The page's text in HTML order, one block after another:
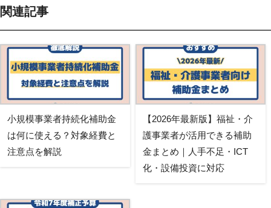
関連記事
小規模事業者持続化補助金
は何に使える？対象経費と
注意点を解説
【2026年最新版】福祉・介
護事業者が活用できる補助
金まとめ｜人手不足・ICT
化・設備投資に対応